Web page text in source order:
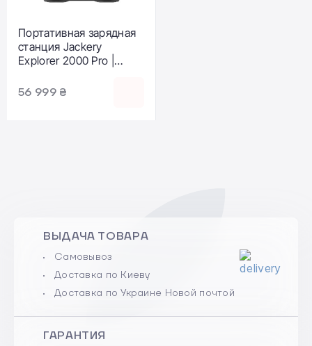
Портативная зарядная
станция Jackery
Explorer 2000 Pro |
(PB930999)
56 999 ₴
ВЫДАЧА ТОВАРА
Самовывоз
Доставка по Киеву
Доставка по Украине Новой почтой
ГАРАНТИЯ